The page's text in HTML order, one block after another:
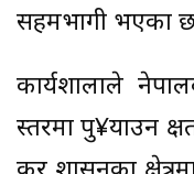
सहमभागी भएका
कार्यशालाले
स्तरमा पु¥याउन